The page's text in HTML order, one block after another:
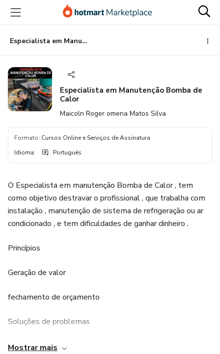
para
conteúdo
principal
para
pagamento
para
rodapé
Especialista em Manutenção Bomba de Calor
Especialista em Manutenção Bomba de
Calor
Maicoln Roger omena Matos Silva
Formato: Cursos Online e Serviços de Assinatura
Idioma: Português
O Especialista em manutenção Bomba de Calor , tem
como objetivo destravar o profissional , que trabalha com
instalação , manutenção de sistema de refrigeração ou ar
condicionado , e tem dificuldades de ganhar dinheiro .
Princípios
Geração de valor
fechamento de orçamento
Soluções de problemas
Mapeamento de defeitos
Mostrar mais